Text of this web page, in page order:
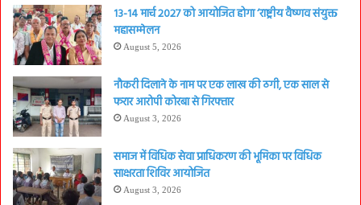
13-14 मार्च 2027 को आयोजित होगा ‘राष्ट्रीय वैष्णव संयुक्त
महासम्मेलन
August 5, 2026
नौकरी दिलाने के नाम पर एक लाख की ठगी, एक साल से
फरार आरोपी कोरबा से गिरफ्तार
August 3, 2026
समाज में विधिक सेवा प्राधिकरण की भूमिका पर विधिक
साक्षरता शिविर आयोजित
August 3, 2026